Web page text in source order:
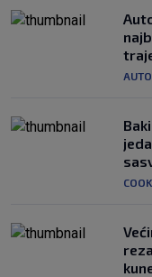
AUTO